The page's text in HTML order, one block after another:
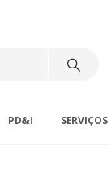
PD&I SERVIÇOS